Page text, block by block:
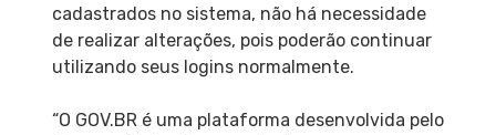
cadastrados no sistema, não há necessidade
de realizar alterações, pois poderão continuar
utilizando seus logins normalmente.
“O GOV.BR é uma plataforma desenvolvida pelo